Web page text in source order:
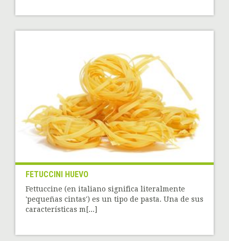
FETUCCINI HUEVO
Fettuccine (en italiano significa literalmente
'pequeñas cintas') es un tipo de pasta. Una de sus
características m[...]